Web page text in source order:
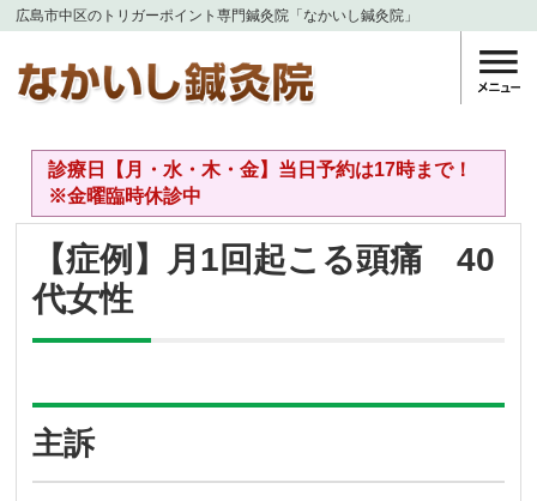
広島市中区のトリガーポイント専門鍼灸院「なかいし鍼灸院」
診療日【月・水・木・金】当日予約は17時まで！
※金曜臨時休診中
【症例】月1回起こる頭痛 40
代女性
主訴